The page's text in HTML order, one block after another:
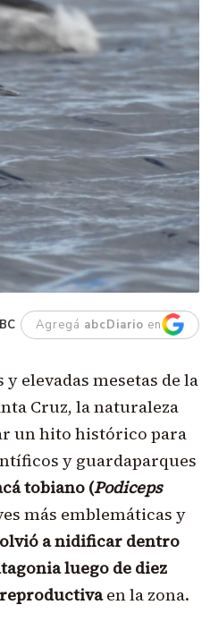
Agregá abcDiario en
elevadas mesetas de la
Cruz, la naturaleza
un hito histórico para
y guardaparques
tobiano (Podiceps
más emblemáticas y
a nidificar dentro
luego de diez
en la zona.